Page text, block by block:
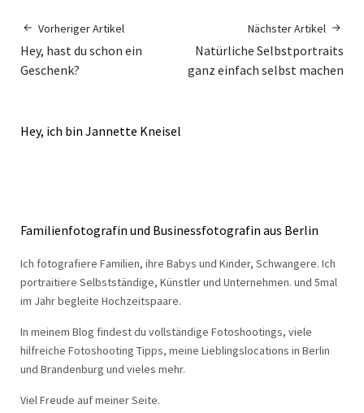
Vorheriger Artikel
Hey, hast du schon ein
Geschenk?
Nächster Artikel
Natürliche Selbstportraits
ganz einfach selbst machen
Hey, ich bin Jannette Kneisel
Familienfotografin und Businessfotografin aus Berlin
Ich fotografiere Familien, ihre Babys und Kinder, Schwangere. Ich
portraitiere Selbstständige, Künstler und Unternehmen. und 5mal
im Jahr begleite Hochzeitspaare.
In meinem Blog findest du vollständige Fotoshootings, viele
hilfreiche Fotoshooting Tipps, meine Lieblingslocations in Berlin
und Brandenburg und vieles mehr.
Viel Freude auf meiner Seite.